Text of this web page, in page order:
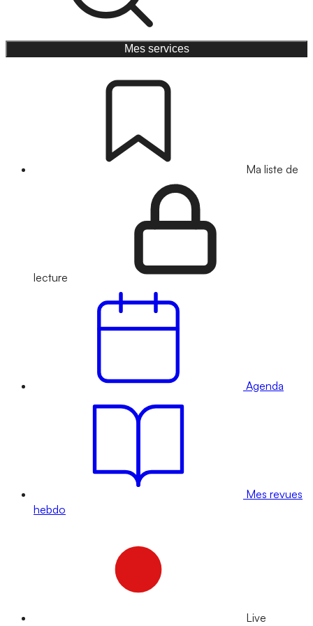
Mes services
Ma liste de
lecture
Agenda
Mes revues
hebdo
Live